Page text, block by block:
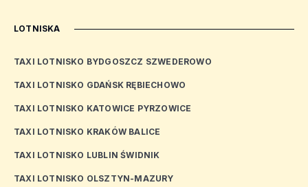
LOTNISKA
TAXI LOTNISKO BYDGOSZCZ SZWEDEROWO
TAXI LOTNISKO GDAŃSK RĘBIECHOWO
TAXI LOTNISKO KATOWICE PYRZOWICE
TAXI LOTNISKO KRAKÓW BALICE
TAXI LOTNISKO LUBLIN ŚWIDNIK
TAXI LOTNISKO OLSZTYN-MAZURY